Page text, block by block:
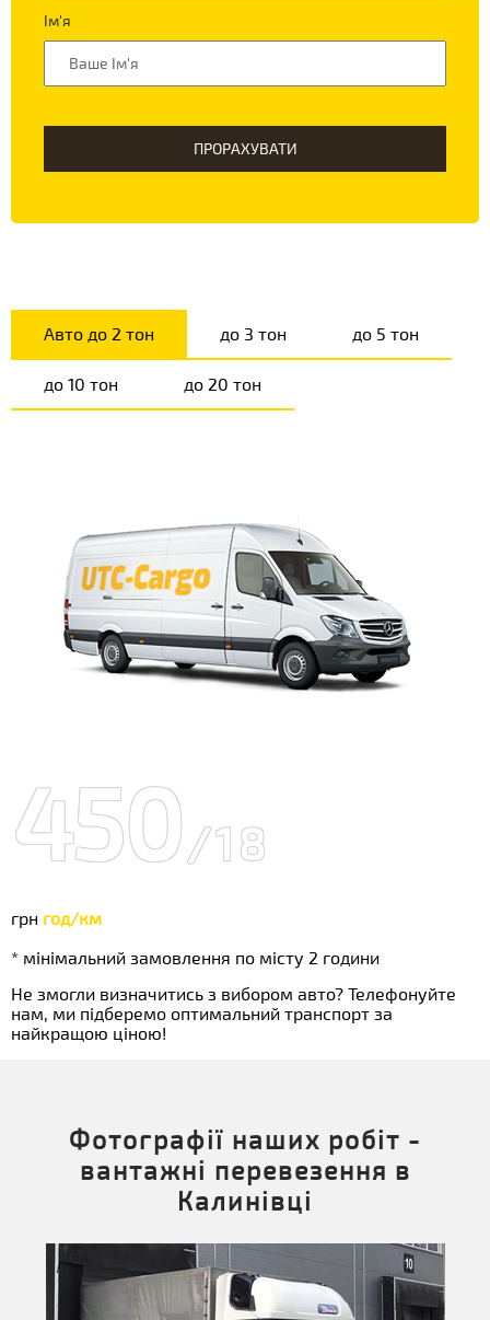
Ім'я
ПРОРАХУВАТИ
Авто до 2 тон до 3 тон до 5 тон
до 10 тон до 20 тон
450/18
грн год/км
* мінімальний замовлення по місту 2 години
Не змогли визначитись з вибором авто? Телефонуйте
нам, ми підберемо оптимальний транспорт за
найкращою ціною!
Фотографії наших робіт -
вантажні перевезення в
Калинівці